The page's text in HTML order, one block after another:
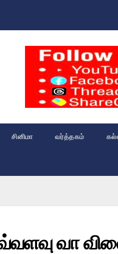
சினிமா வர்த்தகம்
வா